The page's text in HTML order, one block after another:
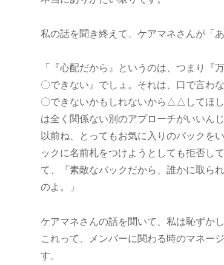
私の話を聞き終えて、ケアマネさんが「
「『心配だから』というのは、つまり『
〇できない』でしょ。それは、口で言わ
〇できないかもしれないから△△してほ
は全く関係ない別のアプローチがいいん
以前ね、とってもお気に入りのバックを
ックに名前札をつけようとしても拒否し
て、『素敵なバックだから、誰かに取ら
のよ。」
ケアマネさんの話を聞いて、私は恥ずか
これって、メンバーに関わる時のマネー
す。